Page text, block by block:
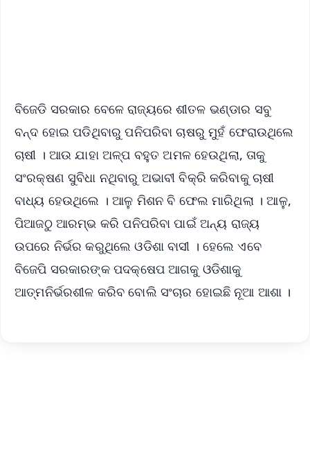
ବିଜେଡି ସରକାର ବେଳେ ରାଜ୍ୟରେ ଶୀତଳ ଭଣ୍ଡାର ସବୁ
ବନ୍ଦ ହୋଇ ପଡିଥିବାରୁ ପନିପରିବା ଚାଷରୁ ମୁହଁ ଫେରାଉଥିଲେ
ଚାଷୀ । ଆଉ ଯାହା ଅଳ୍ପ ବହୁତ ଅମଳ ହେଉଥିଲା, ତାକୁ
ସଂରକ୍ଷଣ ସୁବିଧା ନଥିବାରୁ ଅଭାବୀ ବିକ୍ରି କରିବାକୁ ଚାଷୀ
ବାଧ୍ୟ ହେଉଥିଲେ । ଆଳୁ ମିଶନ ବି ଫେଲ ମାରିଥିଲା । ଆଳୁ,
ପିଆଜଠୁ ଆରମ୍ଭ କରି ପନିପରିବା ପାଇଁ ଅନ୍ୟ ରାଜ୍ୟ
ଉପରେ ନିର୍ଭର କରୁଥିଲେ ଓଡିଶା ବାସୀ । ହେଲେ ଏବେ
ବିଜେପି ସରକାରଙ୍କ ପଦକ୍ଷେପ ଆଗକୁ ଓଡିଶାକୁ
ଆତ୍ମନିର୍ଭରଶୀଳ କରିବ ବୋଲି ସଂଚାର ହୋଇଛି ନୂଆ ଆଶା ।